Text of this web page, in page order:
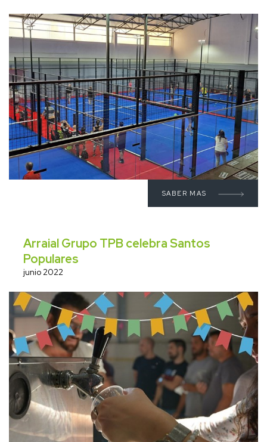
SABER MAS
Arraial Grupo TPB celebra Santos
Populares
junio 2022